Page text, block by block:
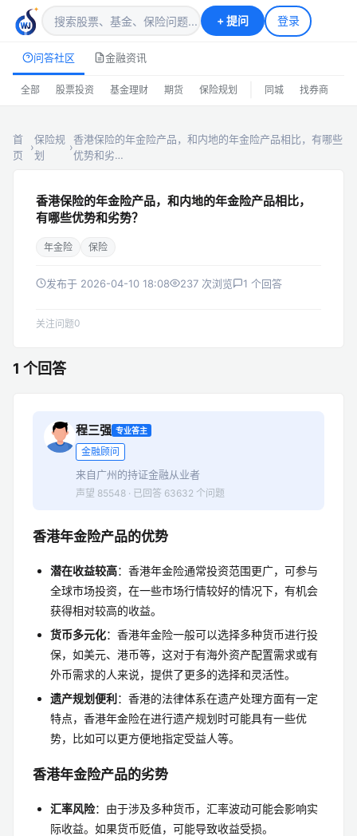
+提问 登录
问答社区 金融资讯
全部 股票投资 基金理财 期货 保险规划 同城 找券商
首
页
›
保险规
划
›
香港保险的年金险产品，和内地的年金险产品相比，有哪些
优势和劣…
香港保险的年金险产品，和内地的年金险产品相比，
有哪些优势和劣势？
年金险 保险
发布于 2026-04-10 18:08 237 次浏览 1 个回答
关注问题0
1 个回答
程三强 专业答主
金融顾问
来自广州的持证金融从业者
声望 85548 · 已回答 63632 个问题
香港年金险产品的优势
潜在收益较高：香港年金险通常投资范围更广，可参与
全球市场投资，在一些市场行情较好的情况下，有机会
获得相对较高的收益。
货币多元化：香港年金险一般可以选择多种货币进行投
保，如美元、港币等，这对于有海外资产配置需求或有
外币需求的人来说，提供了更多的选择和灵活性。
遗产规划便利 ：香港的法律体系在遗产处理方面有一定
特点，香港年金险在进行遗产规划时可能具有一些优
势，比如可以更方便地指定受益人等。
香港年金险产品的劣势
汇率风险：由于涉及多种货币，汇率波动可能会影响实
际收益。如果货币贬值，可能导致收益受损。